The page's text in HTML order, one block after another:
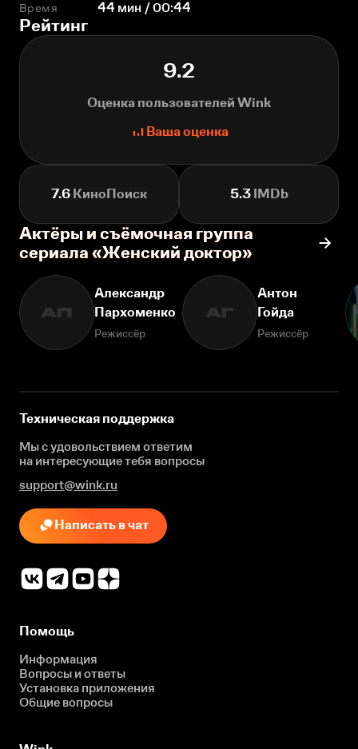
Время 44 мин / 00:44
Рейтинг
9.2
Оценка пользователей Wink
Ваша оценка
7.6 КиноПоиск 5.3IMDb
Актёры и съёмочная группа
сериала «Женский доктор»
АП
Александр
Пархоменко
Режиссёр
АГ
Антон
Гойда
Режиссёр
Техническая поддержка
Мы с удовольствием ответим
на интересующиетебя вопросы
support@wink.ru
Написать в чат
Помощь
Информация
Вопросы и ответы
Установка приложения
Общие вопросы